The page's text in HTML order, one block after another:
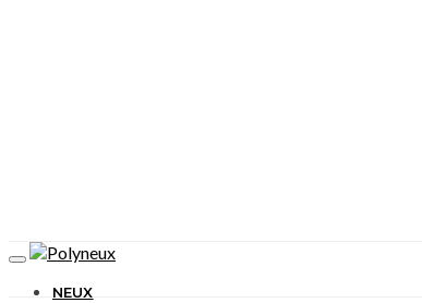
NEUX